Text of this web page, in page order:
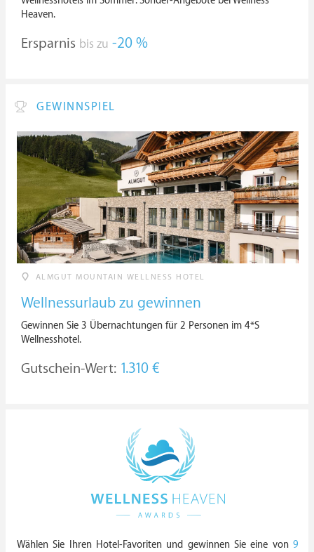
Heaven.
Ersparnis bis zu -20 %
GEWINNSPIEL
ALMGUT MOUNTAIN WELLNESS HOTEL
Wellnessurlaub zu gewinnen
Gewinnen Sie 3 Übernachtungen für 2 Personen im 4*S
Wellnesshotel.
Gutschein-Wert: 1.310 €
Wählen Sie Ihren Hotel-Favoriten und gewinnen Sie eine von 9